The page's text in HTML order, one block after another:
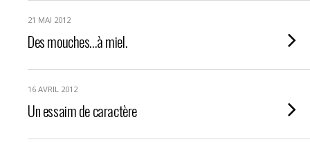
21 MAI 2012
Des mouches…à miel.
16 AVRIL 2012
Un essaim de caractère